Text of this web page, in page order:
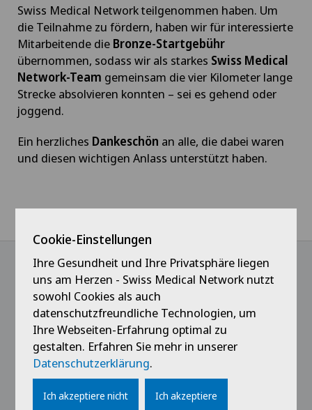
Swiss Medical Network teilgenommen haben. Um
die Teilnahme zu fördern, haben wir für interessierte
Mitarbeitende die Bronze-Startgebühr
übernommen, sodass wir als starkes Swiss Medical
Network-Team gemeinsam die vier Kilometer lange
Strecke absolvieren konnten – sei es gehend oder
joggend.
Ein herzliches Dankeschön an alle, die dabei waren
und diesen wichtigen Anlass unterstützt haben.
@Immer das Neueste erfahren
Cookie-Einstellungen
Ihre Gesundheit und Ihre Privatsphäre liegen
uns am Herzen - Swiss Medical Network nutzt
sowohl Cookies als auch
datenschutzfreundliche Technologien, um
Ihre Webseiten-Erfahrung optimal zu
gestalten. Erfahren Sie mehr in unserer
Datenschutzerklärung.
Ich akzeptiere nicht Ich akzeptiere